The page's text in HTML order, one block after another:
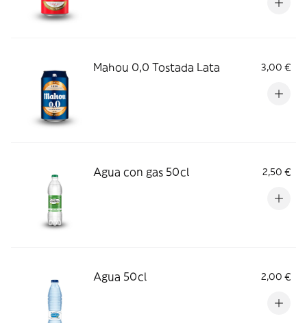
Mahou 0,0 Tostada Lata 3,00 €
Agua con gas 50cl 2,50 €
Agua 50cl 2,00 €